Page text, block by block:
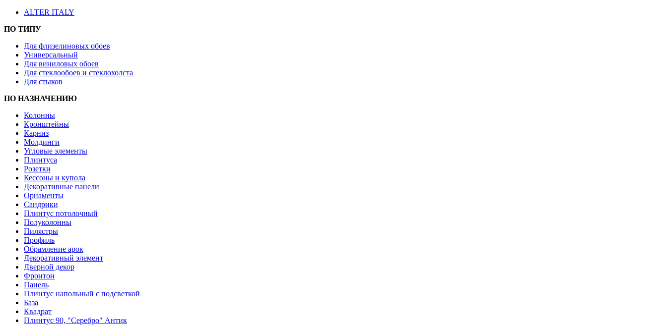
ALTER ITALY
ПО ТИПУ
Для флизелиновых обоев
Универсальный
Для виниловых обоев
Для стеклообоев и стеклохолста
Для стыков
ПО НАЗНАЧЕНИЮ
Колонны
Кронштейны
Карниз
Молдинги
Угловые элементы
Плинтуса
Розетки
Кессоны и купола
Декоративные панели
Орнаменты
Сандрики
Плинтус потолочный
Полуколонны
Пилястры
Профиль
Обрамление арок
Декоративный элемент
Дверной декор
Фронтон
Панель
Плинтус напольный с подсветкой
База
Квадрат
Плинтус 90, "Серебро" Антик